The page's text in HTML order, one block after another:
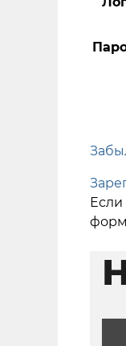
Если